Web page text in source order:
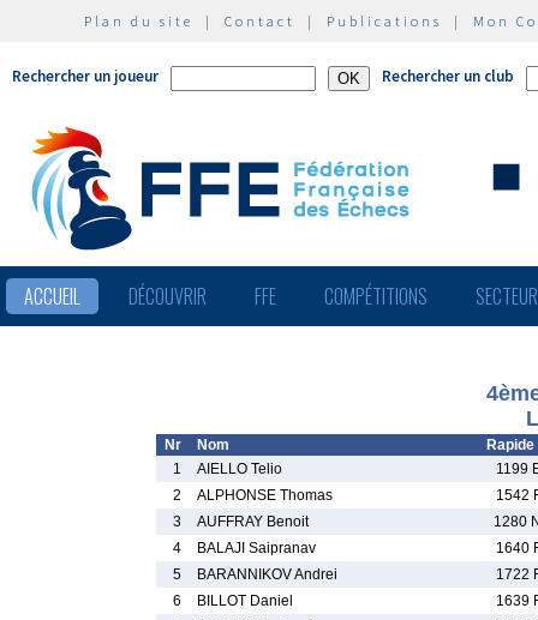
Plan du site | Contact | Publications | Mon
Rechercher un joueur Rechercher un club
ACCUEIL DÉCOUVRIR FFE COMPÉTITIONS
Nr Nom
Rapide
1
AIELLO Telio
1199
2
ALPHONSE Thomas
1542
3
AUFFRAY Benoit
1280
4
BALAJI Saipranav
1640
5
BARANNIKOV Andrei
1722
6
BILLOT Daniel
1639